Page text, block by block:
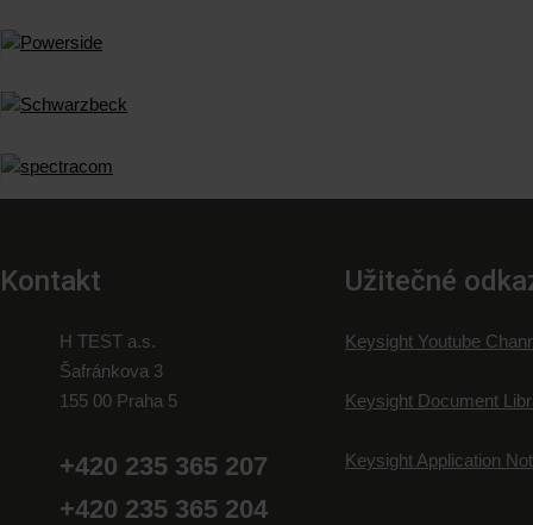
Kontakt
H TEST a.s.
Šafránkova 3
155 00 Praha 5
+420 235 365 207
+420 235 365 204
Užitečné
Keysight Youtube
Keysight Document
Keysight Application